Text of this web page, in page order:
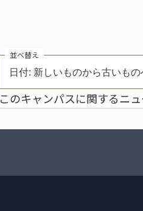
日付: 新しいものから古いもの
並べ替え
このキャンパスに関するニ